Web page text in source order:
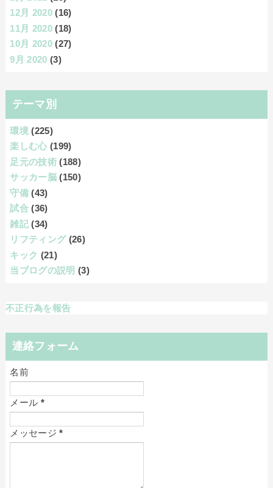
12月 2020 (16)
11月 2020 (18)
10月 2020 (27)
9月 2020 (3)
テーマ別
環境 (225)
楽しむ心 (199)
足元の技術 (188)
サッカー脳 (150)
守備 (43)
試合 (36)
雑記 (34)
リフティング (26)
キック (21)
当ブログの説明 (3)
不正行為を報告
連絡フォーム
名前
メール *
メッセージ*